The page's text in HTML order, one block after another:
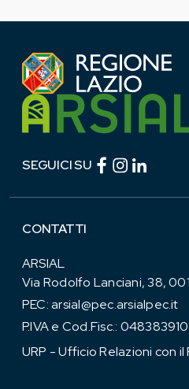
SEGUICI SU Facebook
CONTATTI
ARSIAL
Via Rodolfo Lanciani, 38,
PEC:arsial@pec.arsialpec.it
P.IVA e Cod.Fisc.:
URP - Ufficio Relazioni con il